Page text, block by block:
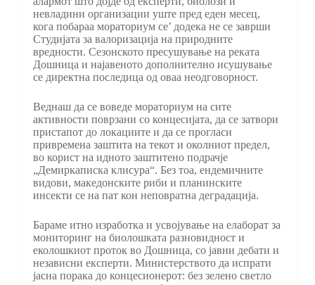
невладини организации уште пред еден месец,
кога побараа мораториум се’ додека не се заврши
Студијата за валоризација на природните
вредности. Сезонското пресушување на реката
Дошница и најавеното дополнително исушување
се директна последица од оваа неодговорност.
Веднаш да се воведе мораториум на сите
активности поврзани со концесијата, да се затвори
пристапот до локациите и да се прогласи
привремена заштита на текот и околниот предел,
во корист на идното заштитено подрачје
„Демиркаписка клисура“. Без тоа, ендемичните
видови, македонските риби и планинските
инсекти се на пат кон неповратна деградација.
Бараме итно изработка и усвојување на елаборат за
мониторинг на биолошката разновидност и
еколошкиот проток во Дошница, со јавни дебати и
независни експерти. Министерството да испрати
јасна порака до концесионерот: без зелено светло